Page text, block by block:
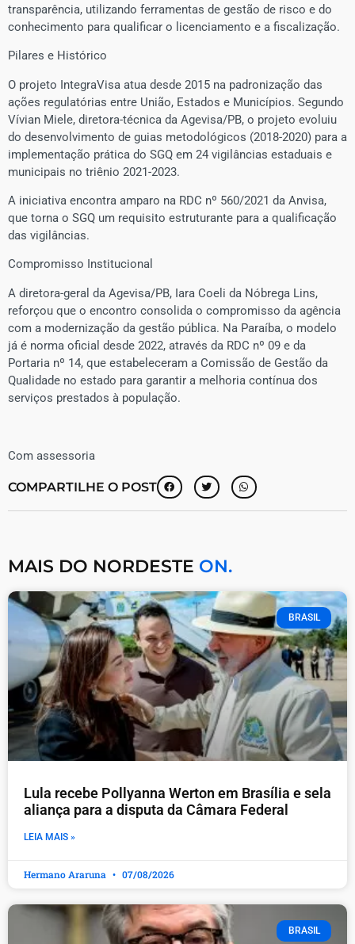
transparência, utilizando ferramentas de gestão de risco e do
conhecimento para qualificar o licenciamento e a fiscalização.
​Pilares e Histórico
​O projeto IntegraVisa atua desde 2015 na padronização das
ações regulatórias entre União, Estados e Municípios. Segundo
Vívian Miele, diretora-técnica da Agevisa/PB, o projeto evoluiu
do desenvolvimento de guias metodológicos (2018-2020) para a
implementação prática do SGQ em 24 vigilâncias estaduais e
municipais no triênio 2021-2023.
​A iniciativa encontra amparo na RDC nº 560/2021 da Anvisa,
que torna o SGQ um requisito estruturante para a qualificação
das vigilâncias.
​Compromisso Institucional
​A diretora-geral da Agevisa/PB, Iara Coeli da Nóbrega Lins,
reforçou que o encontro consolida o compromisso da agência
com a modernização da gestão pública. Na Paraíba, o modelo
já é norma oficial desde 2022, através da RDC nº 09 e da
Portaria nº 14, que estabeleceram a Comissão de Gestão da
Qualidade no estado para garantir a melhoria contínua dos
serviços prestados à população.
Com assessoria
COMPARTILHE O POST
MAIS DO NORDESTE ON.
BRASIL
Lula recebe Pollyanna Werton em Brasília e sela
aliança para a disputa da Câmara Federal
LEIA MAIS »
Hermano Araruna 07/08/2026
BRASIL